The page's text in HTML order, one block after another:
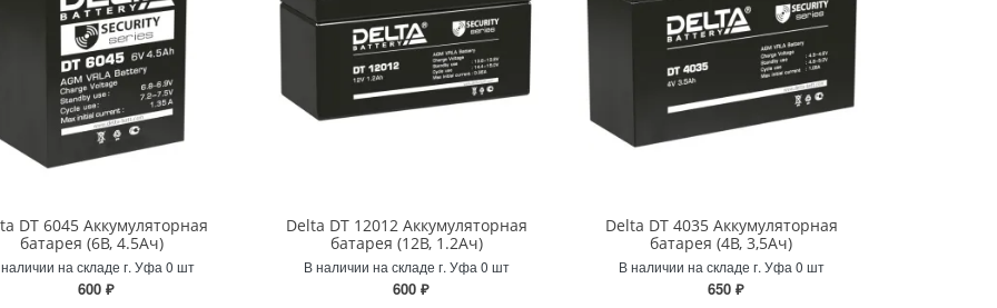
DT 6045 Аккумуляторная
батарея (6В, 4.5Ач)
на складе г. Уфа 0 шт
600 ₽
Delta DT 12012 Аккумуляторная
батарея (12В, 1.2Ач)
В наличии на складе г. Уфа 0 шт
600 ₽
Delta DT 4035 Аккумуляторная
батарея (4В, 3,5Ач)
В наличии на складе г. Уфа 0 шт
650 ₽